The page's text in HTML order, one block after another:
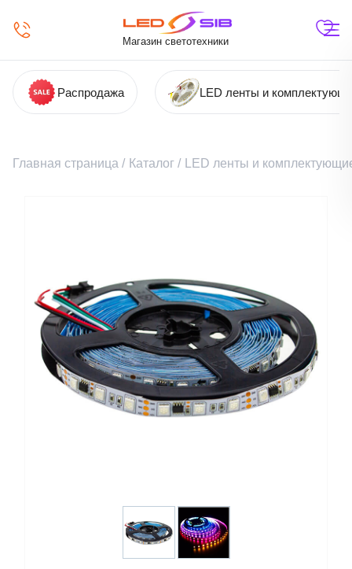
Магазин светотехники
Распродажа LED ленты и
Главная страница / Каталог / LED ленты и